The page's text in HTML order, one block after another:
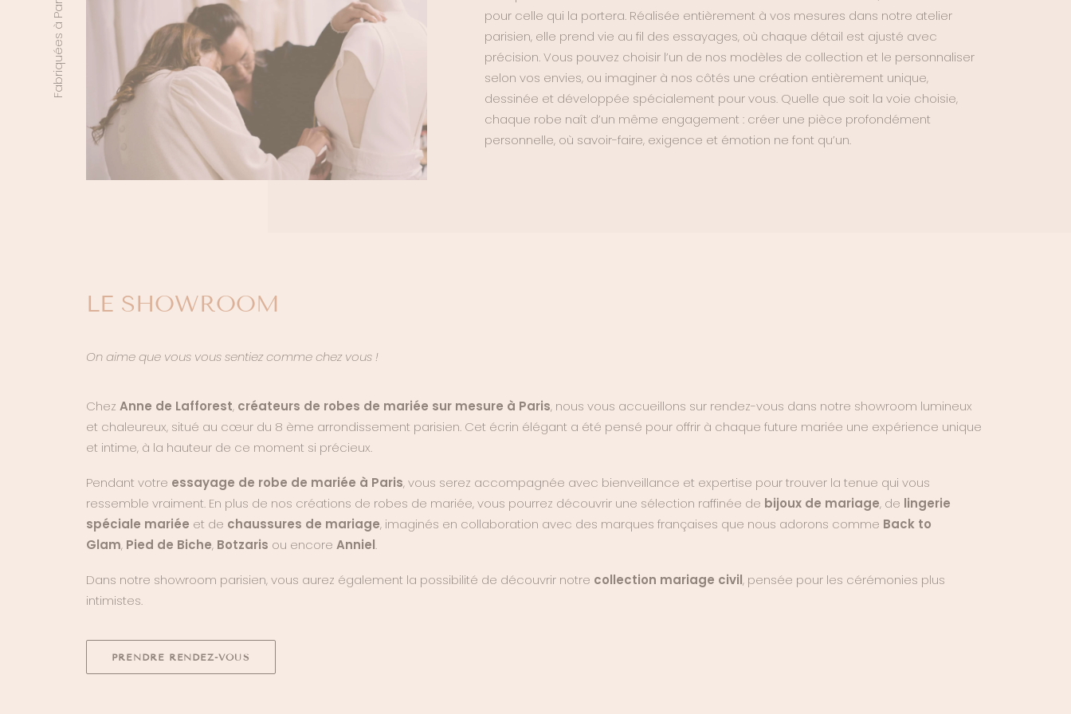
pour celle qui la portera. Réalisée entièrement à vos mesures dans notre atelier
parisien, elle prend vie au fil des essayages, où chaque détail est ajusté avec
précision. Vous pouvez choisir l’un de nos modèles de collection et le personnaliser
selon vos envies, ou imaginer à nos côtés une création entièrement unique,
dessinée et développée spécialement pour vous. Quelle que soit la voie choisie,
chaque robe naît d’un même engagement : créer une pièce profondément
personnelle, où savoir-faire, exigence et émotion ne font qu’un.
LE SHOWROOM
On aime que vous vous sentiez comme chez vous !
Chez Anne de Lafforest, créateurs de robes de mariée sur mesure à Paris, nous vous accueillons sur rendez-vous dans notre showroom lumineux
et chaleureux, situé au cœur du 8 ème arrondissement parisien. Cet écrin élégant a été pensé pour offrir à chaque future mariée une expérience unique
et intime, à la hauteur de ce moment si précieux.
Pendant votre essayage de robe de mariée à Paris, vous serez accompagnée avec bienveillance et expertise pour trouver la tenue qui vous
ressemble vraiment. En plus de nos créations de robes de mariée, vous pourrez découvrir une sélection raffinée de bijoux de mariage, de lingerie
spéciale mariée et de chaussures de mariage, imaginés en collaboration avec des marques françaises que nous adorons comme Back to
Glam, Pied de Biche, Botzaris ou encore Anniel.
Dans notre showroom parisien, vous aurez également la possibilité de découvrir notre collection mariage civil, pensée pour les cérémonies plus
intimistes.
PRENDRE RENDEZ-VOUS